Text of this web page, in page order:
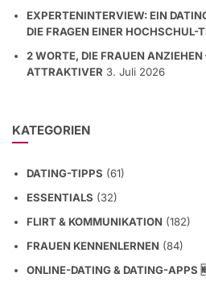
EXPERTENINTERVIEW: EIN
DIE FRAGEN EINER HOCHSCHUL-
2 WORTE, DIE FRAUEN
ATTRAKTIVER 3. Juli 2026
KATEGORIEN
DATING-TIPPS (61)
ESSENTIALS (32)
FLIRT & KOMMUNIKATION (182)
FRAUEN KENNENLERNEN (84)
ONLINE-DATING & DATING-APPS